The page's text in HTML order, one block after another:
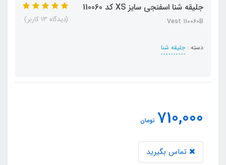
جلیقه شنا اسفنجی سایز XS کد 110060
Vest 110060B
دسته : جلیقه شنا
(دیدگاه 13 کاربر)
710,000 تومان
تماس بگیرید